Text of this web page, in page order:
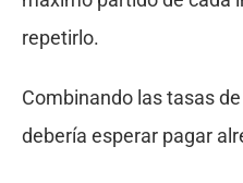
repetirlo.
Combinando las tasas
debería esperar pagar